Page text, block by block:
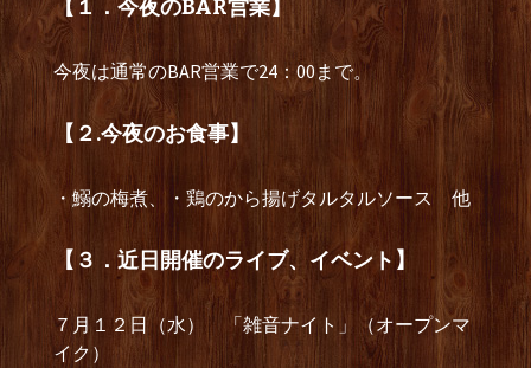
【１．今夜のBAR営業】
今夜は通常のBAR営業で24：00まで。
【２.今夜のお食事】
・鰯の梅煮、・鶏のから揚げタルタルソース 他
【３．近日開催のライブ、イベント】
７月１２日（水） 「雑音ナイト」（オープンマ
イク）